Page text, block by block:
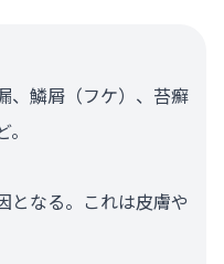
、鱗屑（フケ）、苔癬
となる。これは皮膚や